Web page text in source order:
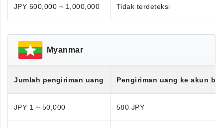
JPY 600,000 ~ 1,000,000 Tidak terdeteksi
Myanmar
Jumlah pengiriman uang Pengiriman uang ke akun
JPY 1 ~ 50,000 580 JPY